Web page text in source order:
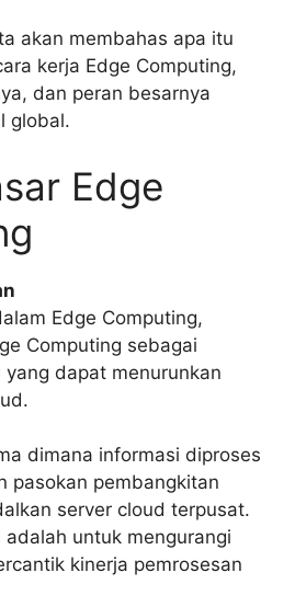
akan membahas apa itu
kerja Edge Computing,
dan peran besarnya
global.
Edge
Edge Computing,
Computing sebagai
dapat menurunkan
dimana informasi diproses
pasokan pembangkitan
server cloud terpusat.
untuk mengurangi
kinerja pemrosesan